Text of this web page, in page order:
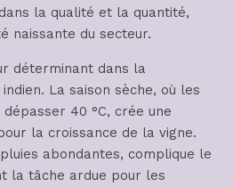
la qualité et la quantité,
naissante du secteur.
déterminant dans la
La saison sèche, où les
40 °C, crée une
la croissance de la vigne.
abondantes, complique le
la tâche ardue pour les